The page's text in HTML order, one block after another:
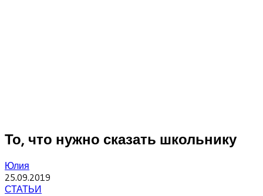
То, что нужно сказать школьнику
Юлия
25.09.2019
СТАТЬИ